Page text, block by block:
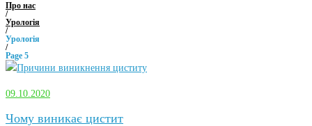
Про нас
/
Урологія
/
Урологія
/
Page 5
Категорія:
09.10.2020
Чому виникає цистит